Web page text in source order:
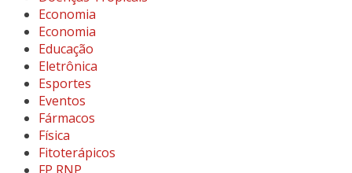
Economia
Economia
Educação
Eletrônica
Esportes
Eventos
Fármacos
Física
Fitoterápicos